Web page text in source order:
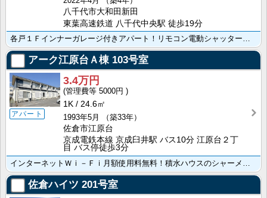
八千代市大和田新田
東葉高速鉄道 八千代中央駅 徒歩19分
各戸１Ｆインナーガレージ付きアパート！リモコン電動シャッター・電気自動車専用充電設備完備／インターネ･･･
アーク江原台Ａ棟103号室
アパート
3.4万円
5000円
1K
24.6㎡
1993年5月
（築33年）
佐倉市江原台
京成電鉄本線 京成臼井駅 バス10分 江原台２丁
目 バス停徒歩3分
インターネットＷｉ－Ｆｉ月額使用料無料！積水ハウスのシャーメゾン！ＴＶドアホン！バス・トイレ別！ＣＡ･･･
佐倉ハイツ 201号室